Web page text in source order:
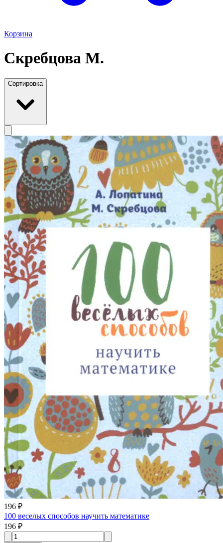
Корзина
Скребцова М.
Сортировка
196 ₽
100 веселых способов научить математике
196 ₽